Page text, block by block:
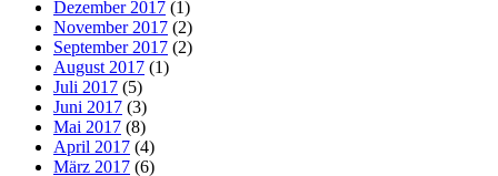
Dezember 2017 (1)
November 2017 (2)
September 2017 (2)
August 2017 (1)
Juli 2017 (5)
Juni 2017 (3)
Mai 2017 (8)
April 2017 (4)
März 2017 (6)